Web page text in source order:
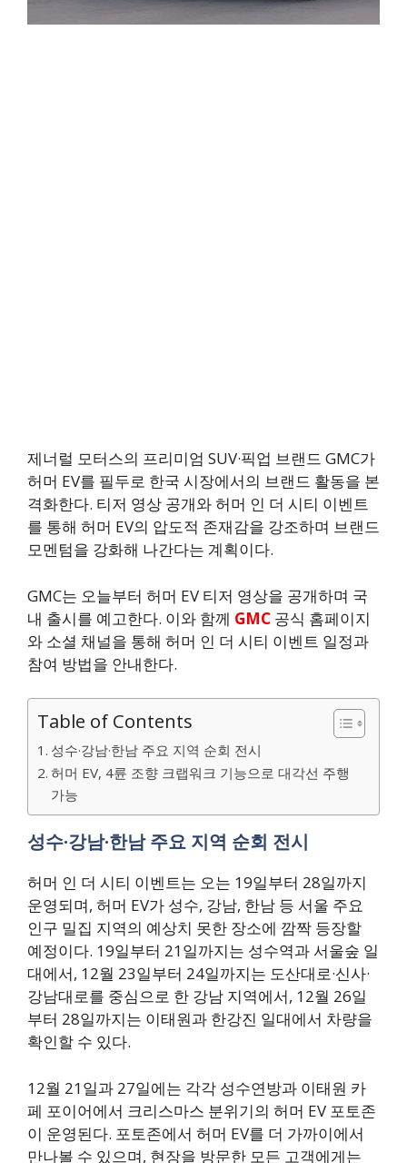
제너럴 모터스의 프리미엄 SUV·픽업 브랜드 GMC가
허머 EV를 필두로 한국 시장에서의 브랜드 활동을 본
격화한다. 티저 영상 공개와 허머 인 더 시티 이벤트
를 통해 허머 EV의 압도적 존재감을 강조하며 브랜드
모멘텀을 강화해 나간다는 계획이다.
GMC는 오늘부터 허머 EV 티저 영상을 공개하며 국
내 출시를 예고한다. 이와 함께 GMC 공식 홈페이지
와 소셜 채널을 통해 허머 인 더 시티 이벤트 일정과
참여 방법을 안내한다.
Table of Contents
성수·강남·한남 주요 지역 순회 전시
허머 EV, 4륜 조향 크랩워크 기능으로 대각선 주행
가능
성수·강남·한남 주요 지역 순회 전시
허머 인 더 시티 이벤트는 오는 19일부터 28일까지
운영되며, 허머 EV가 성수, 강남, 한남 등 서울 주요
인구 밀집 지역의 예상치 못한 장소에 깜짝 등장할
예정이다. 19일부터 21일까지는 성수역과 서울숲 일
대에서, 12월 23일부터 24일까지는 도산대로·신사·
강남대로를 중심으로 한 강남 지역에서, 12월 26일
부터 28일까지는 이태원과 한강진 일대에서 차량을
확인할 수 있다.
12월 21일과 27일에는 각각 성수연방과 이태원 카
페 포이어에서 크리스마스 분위기의 허머 EV 포토존
이 운영된다. 포토존에서 허머 EV를 더 가까이에서
만나볼 수 있으며, 현장을 방문한 모든 고객에게는